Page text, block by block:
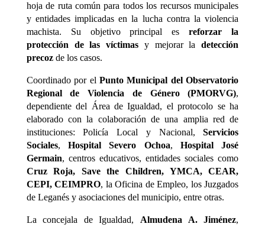
hoja de ruta común para todos los recursos municipales
y entidades implicadas en la lucha contra la violencia
machista. Su objetivo principal esreforzar la
protección de las víctimas y mejorar ladetección
precozde los casos.
Coordinado por el Punto Municipal del Observatorio
Regional de Violencia de Género (PMORVG),
dependiente del Área de Igualdad, el protocolo se ha
elaborado con la colaboración de una amplia red de
instituciones: Policía Local y Nacional,Servicios
Sociales,Hospital Severo Ochoa, Hospital José
Germain, centros educativos, entidades sociales como
Cruz Roja, Save the Children, YMCA, CEAR,
CEPI, CEIMPRO, la Oficina de Empleo, los Juzgados
de Leganés y asociaciones del municipio, entre otras.
La concejala de Igualdad, Almudena A. Jiménez,